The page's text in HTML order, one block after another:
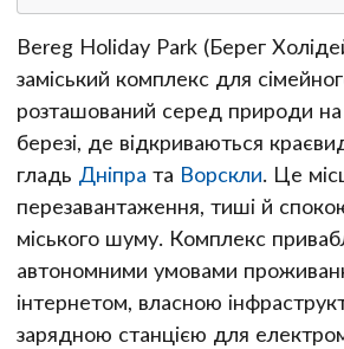
Bereg Holiday Park (Берег
заміський комплекс для
розташований серед природи
березі, де відкриваються
гладь Дніпра та Ворскли. Це
перезавантаження, тиші й
міського шуму. Комплекс
автономними умовами
інтернетом, власною
зарядною станцією для